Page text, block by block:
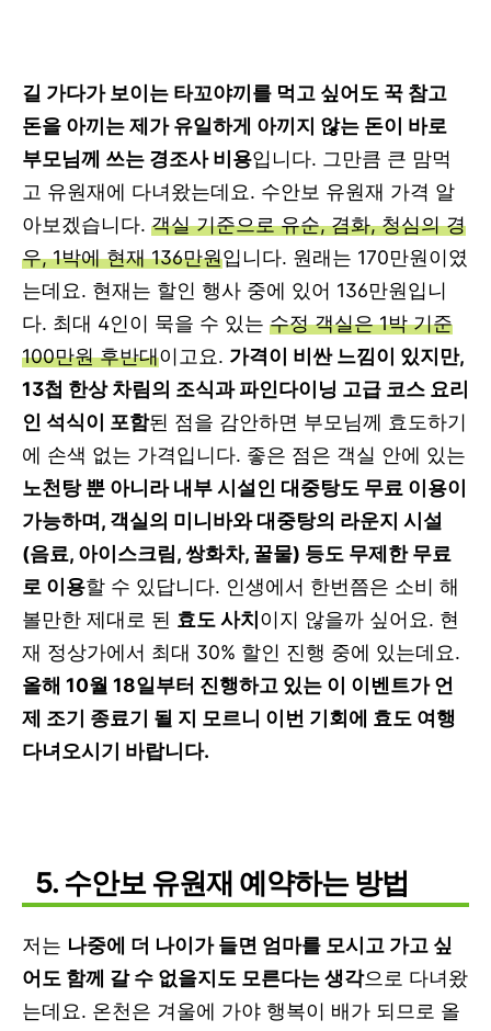
길 가다가 보이는 타꼬야끼를 먹고 싶어도 꾹 참고
돈을 아끼는 제가 유일하게 아끼지 않는 돈이 바로
부모님께 쓰는 경조사 비용입니다. 그만큼 큰 맘먹
고 유원재에 다녀왔는데요. 수안보 유원재 가격 알
아보겠습니다. 객실 기준으로 유순, 겸화, 청심의 경
우, 1박에 현재 136만원입니다. 원래는 170만원이였
는데요. 현재는 할인 행사 중에 있어 136만원입니
다. 최대 4인이 묵을 수 있는 수정 객실은 1박 기준
100만원 후반대이고요. 가격이 비싼 느낌이 있지만,
13첩 한상 차림의 조식과 파인다이닝 고급 코스 요리
인 석식이 포함된 점을 감안하면 부모님께 효도하기
에 손색 없는 가격입니다. 좋은 점은 객실 안에 있는
노천탕 뿐 아니라 내부 시설인 대중탕도 무료 이용이
가능하며, 객실의 미니바와 대중탕의 라운지 시설
(음료, 아이스크림, 쌍화차, 꿀물) 등도 무제한 무료
로 이용할 수 있답니다. 인생에서 한번쯤은 소비 해
볼만한 제대로 된 효도 사치 이지 않을까 싶어요. 현
재 정상가에서 최대 30% 할인 진행 중에 있는데요.
올해 10월 18일부터 진행하고 있는 이 이벤트가 언
제 조기 종료기 될 지 모르니 이번 기회에 효도 여행
다녀오시기 바랍니다.
5. 수안보 유원재 예약하는 방법
저는 나중에 더 나이가 들면 엄마를 모시고 가고 싶
어도 함께 갈 수 없을지도 모른다는 생각으로 다녀왔
는데요. 온천은 겨울에 가야 행복이 배가 되므로 올